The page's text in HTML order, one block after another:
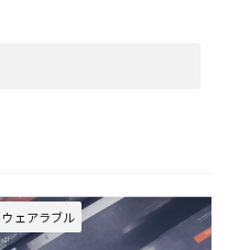
ウェアラブル